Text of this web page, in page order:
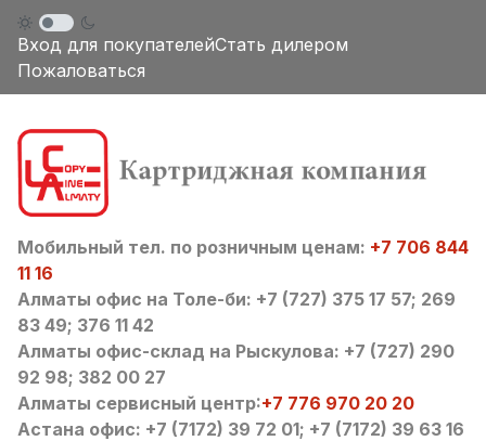
Вход для покупателейСтать дилером
Пожаловаться
Мобильный тел. по розничным ценам: +7 706 844
11 16
Алматы офис на Толе-би: +7 (727) 375 17 57; 269
83 49; 376 11 42
Алматы офис-склад на Рыскулова: +7 (727) 290
92 98; 382 00 27
Алматы сервисный центр:+7 776 970 20 20
Астана офис: +7 (7172) 39 72 01; +7 (7172) 39 63 16